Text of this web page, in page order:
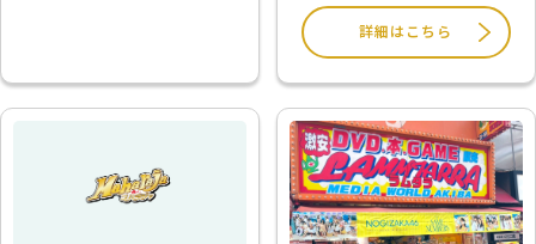
詳細はこちら